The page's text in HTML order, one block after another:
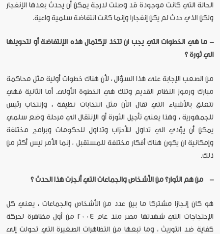
الحالة التي كانت موجودة قد وصلت لدرجة يمكن أن يحدث بعدها الإنفجار
ولكن الذي حدث لم يكن إنفجارا وإنما كانت انتفاضة سلمية واعية.
- ما هي الخطوات التي يجب ان تتخذ لإكتمال هذه الإنتفاضة أو لتحويلها
الي ثورة ؟
من الصعب الإجابة على هذا السؤال ، لأن هناك خطوات أولية مثل محاكمة
مبارك ورموز النظام القديم وتلك هي الخطوة الأولى. أما الثانية فهي
تتعلق بالأشياء التي تقال الآن مثل انتخابات نظيفة ، وإنتخاب رئيس
للجمهورية ، وهذا يعني تأجيل الثورة أو الإنتقال الي مرحلة وضع سلمي
يمكن أن يؤدي الي تداول للأحزاب وتداول للحكومات وبرامج مختلفة
وإمكانية ان يكون هناك أفكار مختلفة للمستقبل ، إنما الأمر ليس أكثر من
ذلك.
- من هم الثوار؟ من الأشخاص والجماعات التي أنجزت هذا الحدث ؟
هو كان إنجازا مشتركا ما بين عدد من الأشخاص والجماعات ، يعني كل
الإحتجاجات التي شهدتها مصر منذ عام ٢٠٠٤ من أول مظاهرة لحركة
كفاية ضد التوريث ، وما تبعها من التظاهرات الصغيرة التي تحولت إلى